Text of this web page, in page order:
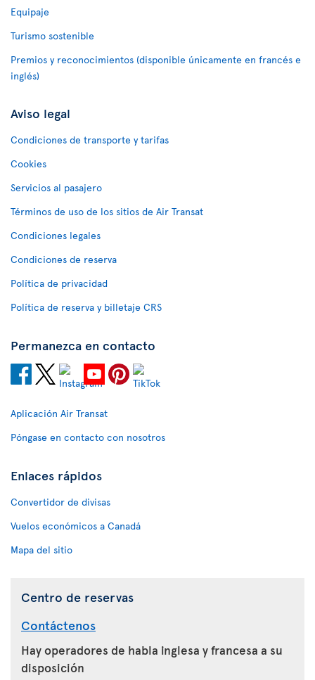
Equipaje
Turismo sostenible
Premios y reconocimientos (disponible únicamente en francés e
inglés)
Aviso legal
Condiciones de transporte y tarifas
Cookies
Servicios al pasajero
Términos de uso de los sitios de Air Transat
Condiciones legales
Condiciones de reserva
Política de privacidad
Política de reserva y billetaje CRS
Permanezca en contacto
Aplicación Air Transat
Póngase en contacto con nosotros
Enlaces rápidos
Convertidor de divisas
Vuelos económicos a Canadá
Mapa del sitio
Centro de reservas
Contáctenos
Hay operadores de habla inglesa y francesa a su
disposición